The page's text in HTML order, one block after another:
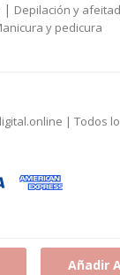
Añadir
| Depilación y
y pedicura
| Todos